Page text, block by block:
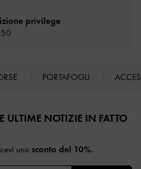
privilege
PORTAFOGLI
ULTIME NOTIZIE IN FATTO
uno sconto del 10%.